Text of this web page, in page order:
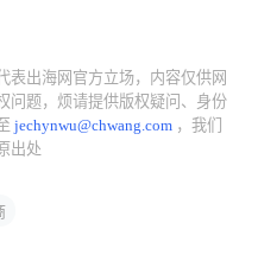
表出海网官方立场，内容仅供网
问题，烦请提供版权疑问、身份
jechynwu@chwang.com ，我们
出处